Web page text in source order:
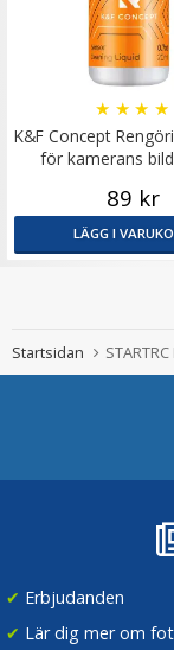
K&F Concept
för kamerans
★ ★ ★ ★
89 kr
LÄGG I
Startsidan
✔ Erbjudanden
✔ Lär dig mer om